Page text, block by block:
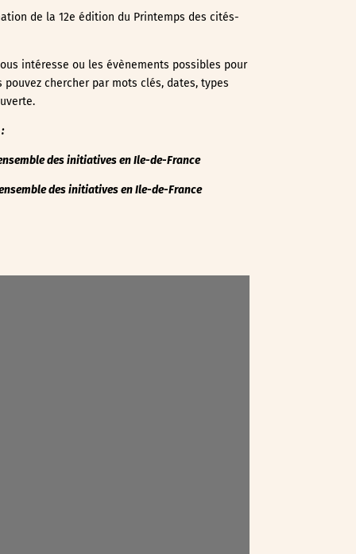
de la 12e édition du Printemps des cités-
intéresse ou les évènements possibles pour
chercher par mots clés, dates, types
des initiatives en Ile-de-France
des initiatives en Ile-de-France